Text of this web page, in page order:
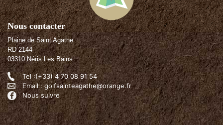
Nous contacter
Plaine de Saint Agathe
RD 2144
03310 Néris Les Bains
Tel :(+33) 4 70 08 91 54
Email : golfsainteagathe@orange.fr
Nous suivre